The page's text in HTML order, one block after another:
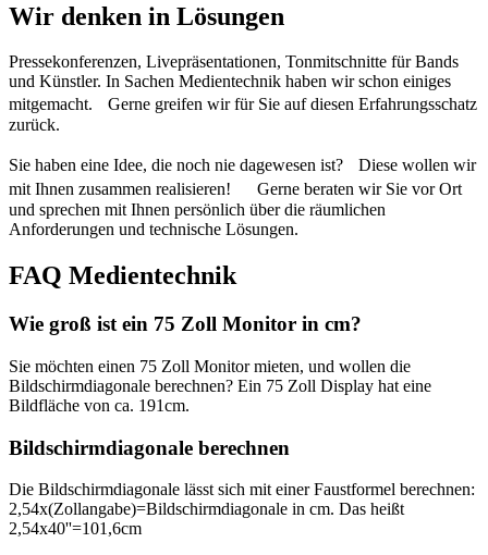
Wir denken in Lösungen
Pressekonferenzen, Livepräsentationen, Tonmitschnitte für Bands
und Künstler. In Sachen Medientechnik haben wir schon einiges
mitgemacht. Gerne greifen wir für Sie auf diesen Erfahrungsschatz
zurück.
Sie haben eine Idee, die noch nie dagewesen ist? Diese wollen wir
mit Ihnen zusammen realisieren! Gerne beraten wir Sie vor Ort
und sprechen mit Ihnen persönlich über die räumlichen
Anforderungen und technische Lösungen.
FAQ Medientechnik
Wie groß ist ein 75 Zoll Monitor in cm?
Sie möchten einen 75 Zoll Monitor mieten, und wollen die
Bildschirmdiagonale berechnen? Ein 75 Zoll Display hat eine
Bildfläche von ca. 191cm.
Bildschirmdiagonale berechnen
Die Bildschirmdiagonale lässt sich mit einer Faustformel berechnen:
2,54x(Zollangabe)=Bildschirmdiagonale in cm. Das heißt
2,54x40''=101,6cm